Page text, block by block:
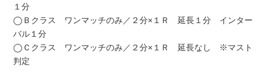
１分
◯Ｂクラス ワンマッチのみ／２分×１Ｒ 延長１分 インター
バル１分
◯Ｃクラス ワンマッチのみ／２分×１Ｒ 延長なし ※マスト
判定